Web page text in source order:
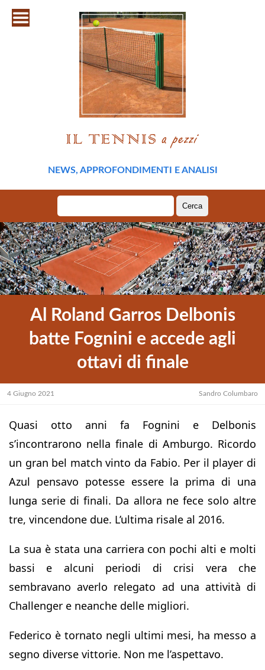
NEWS, APPROFONDIMENTI E ANALISI
per:
Al Roland Garros Delbonis
batte Fognini e accede agli
ottavi di finale
4 Giugno 2021 Sandro Columbaro
Quasi otto anni fa Fognini e Delbonis
s’incontrarono nella finale di Amburgo. Ricordo
un gran bel match vinto da Fabio. Per il player di
Azul pensavo potesse essere la prima di una
lunga serie di finali. Da allora ne fece solo altre
tre, vincendone due. L’ultima risale al 2016.
La sua è stata una carriera con pochi alti e molti
bassi e alcuni periodi di crisi vera che
sembravano averlo relegato ad una attività di
Challenger e neanche delle migliori.
Federico è tornato negli ultimi mesi, ha messo a
segno diverse vittorie. Non me l’aspettavo.